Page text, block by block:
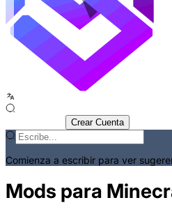
Crear Cuenta
Comienza a escribir para ver
Mods para